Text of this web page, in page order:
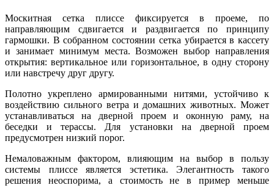
Москитная сетка плиссе фиксируется в проеме, по
направляющим сдвигается и раздвигается по принципу
гармошки. В собранном состоянии сетка убирается в кассету
и занимает минимум места. Возможен выбор направления
открытия: вертикальное или горизонтальное, в одну сторону
или навстречу друг другу.
Полотно укреплено армированными нитями, устойчиво к
воздействию сильного ветра и домашних животных. Может
устанавливаться на дверной проем и оконную раму, на
беседки и терассы. Для установки на дверной проем
предусмотрен низкий порог.
Немаловажным фактором, влияющим на выбор в пользу
системы плиссе является эстетика. Элегантность такого
решения неоспорима, а стоимость не в пример меньше